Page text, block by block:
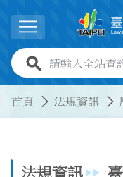
展開選單
全站查詢關鍵
首頁 法規資訊
法規資訊